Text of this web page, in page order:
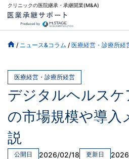
クリニックの医院継承・承継開業(M&A)
/ ニュース&コラム / 医療経営・診療所経
医療経営・診療所経営
デジタルヘルスケ
の市場規模や導入
説
公開日 2026/02/18 更新日